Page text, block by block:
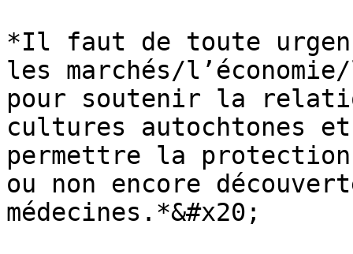
*Il faut de toute
les marchés/
pour soutenir la
cultures autochtones
permettre la
ou non encore
médecines.*&#x20;